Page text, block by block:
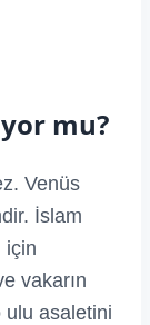
mu?
Venüs
İslam
için
vakarın
ulu asaletini